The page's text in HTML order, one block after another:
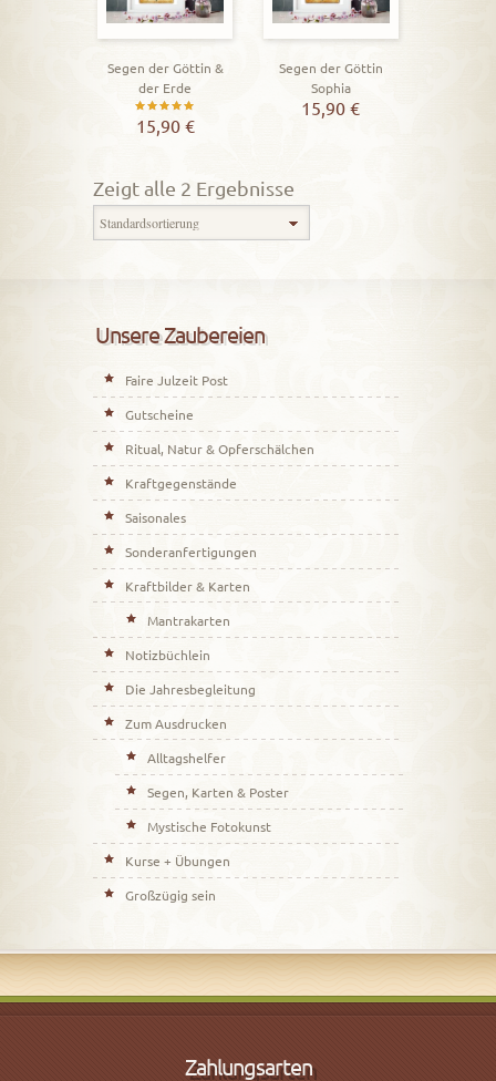
Segen der Göttin &
der Erde
Bewertet
5.00
von 5
15,90 €
Segen der Göttin
Sophia
15,90€
Zeigt alle 2 Ergebnisse
Unsere Zaubereien
Faire Julzeit Post
Gutscheine
Ritual, Natur & Opferschälchen
Kraftgegenstände
Saisonales
Sonderanfertigungen
Kraftbilder & Karten
Mantrakarten
Notizbüchlein
Die Jahresbegleitung
Zum Ausdrucken
Alltagshelfer
Segen, Karten & Poster
Mystische Fotokunst
Kurse + Übungen
Großzügig sein
Zahlungsarten